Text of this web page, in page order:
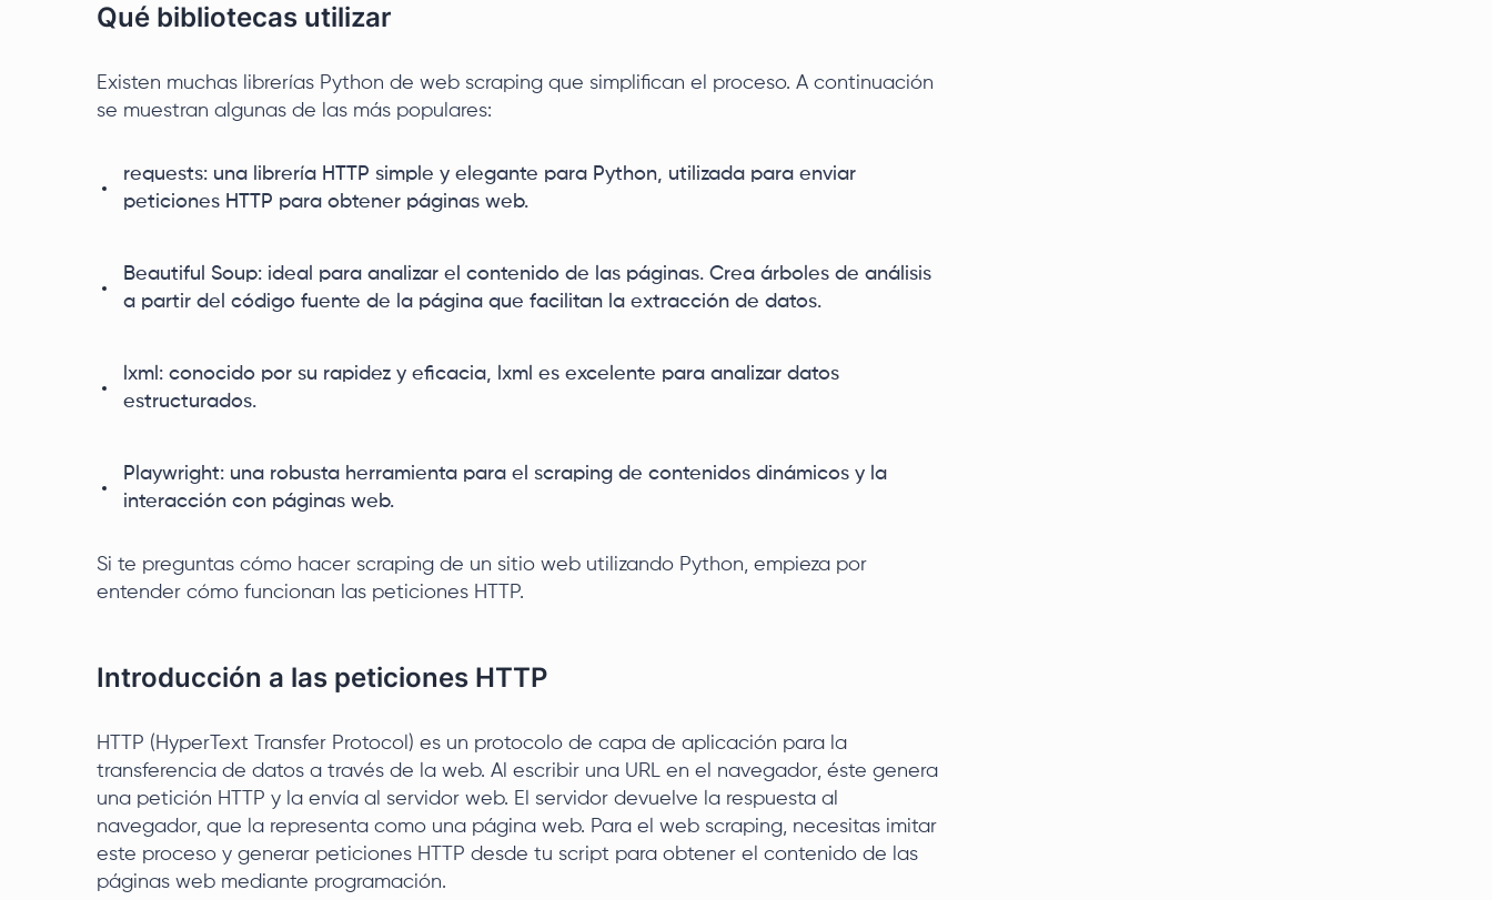
Qué bibliotecas utilizar
Existen muchas librerías Python de web scraping que simplifican el proceso. A continuación
se muestran algunas de las más populares:
requests: una librería HTTP simple y elegante para Python, utilizada para enviar
peticiones HTTP para obtener páginas web.
Beautiful Soup: ideal para analizar el contenido de las páginas. Crea árboles de análisis
a partir del código fuente de la página que facilitan la extracción de datos.
lxml: conocido por su rapidez y eficacia, lxml es excelente para analizar datos
estructurados.
Playwright: una robusta herramienta para el scraping de contenidos dinámicos y la
interacción con páginas web.
Si te preguntas cómo hacer scraping de un sitio web utilizando Python, empieza por
entender cómo funcionan las peticiones HTTP.
Introducción a las peticiones HTTP
HTTP (HyperText Transfer Protocol) es un protocolo de capa de aplicación para la
transferencia de datos a través de la web. Al escribir una URL en el navegador, éste genera
una petición HTTP y la envía al servidor web. El servidor devuelve la respuesta al
navegador, que la representa como una página web. Para el web scraping, necesitas imitar
este proceso y generar peticiones HTTP desde tu script para obtener el contenido de las
páginas web mediante programación.